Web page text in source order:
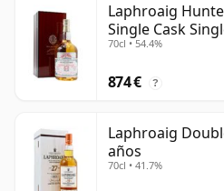
Laphroaig
Single Cask
70cl • 54.4%
874 € ?
Laphroaig
años
70cl • 41.7%